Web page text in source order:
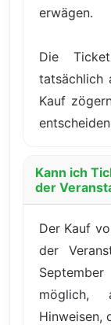
erwägen.
Die
tatsächlich
Kauf
Kann ich
der
Der Kauf
der
möglich,
Hinweisen,